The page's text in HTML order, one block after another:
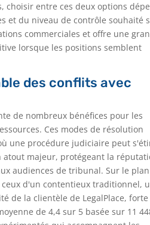
entre ces deux options
et du niveau de contrôle souhaité
commerciales et offre une
lorsque les positions semblent
des conflits avec
de nombreux bénéfices pour les
Ces modes de résolution
une procédure judiciaire peut
majeur, protégeant la
audiences de tribunal. Sur le plan
d'un contentieux traditionnel,
de la clientèle de LegalPlace, forte
de 4,4 sur 5 basée sur 11